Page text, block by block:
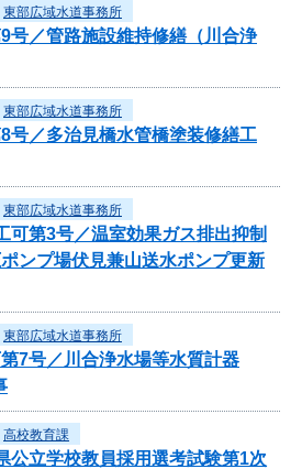
東部広域水道事務所
9号／管路施設維持修繕（川合浄
東部広域水道事務所
8号／多治見橋水管橋塗装修繕工
東部広域水道事務所
可第3号／温室効果ガス排出抑制
ンプ場伏見兼山送水ポンプ更新
東部広域水道事務所
第7号／川合浄水場等水質計器
高校教育課
公立学校教員採用選考試験第1次